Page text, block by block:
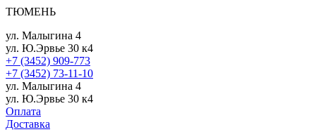
ТЮМЕНЬ
ул. Малыгина 4
ул. Ю.Эрвье 30 к4
+7 (3452) 909-773
+7 (3452) 73-11-10
ул. Малыгина 4
ул. Ю.Эрвье 30 к4
Оплата
Доставка